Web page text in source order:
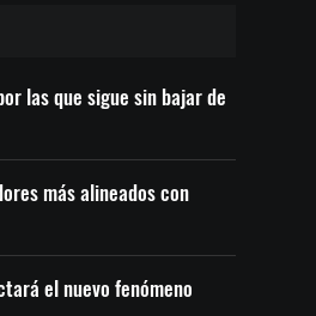
las que sigue sin bajar de
más alineados con
el nuevo fenómeno